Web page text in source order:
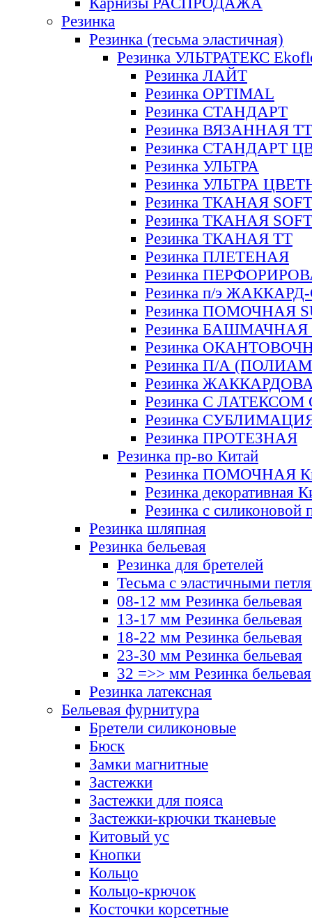
Резинка
Резинка (тесьма эластичная)
Резинка УЛЬТРАТЕКС
Резинка ЛАЙТ
Резинка OPTIMAL
Резинка СТАНДАРТ
Резинка ВЯЗАННАЯ ТТ
Резинка СТАНДАРТ
Резинка УЛЬТРА
Резинка УЛЬТРА
Резинка ТКАНАЯ SOFT
Резинка ТКАНАЯ
Резинка ТКАНАЯ ТТ
Резинка ПЛЕТЕНАЯ
Резинка
Резинка п/э
Резинка ПОМОЧНАЯ
Резинка БАШМАЧНАЯ
Резинка
Резинка П/А
Резинка
Резинка С ЛАТЕКСОМ
Резинка
Резинка ПРОТЕЗНАЯ
Резинка пр-во Китай
Резинка ПОМОЧНАЯ
Резинка декоративная
Резинка с силиконовой
Резинка шляпная
Резинка бельевая
Резинка для бретелей
Тесьма с эластичными
08-12 мм Резинка бельевая
13-17 мм Резинка бельевая
18-22 мм Резинка бельевая
23-30 мм Резинка бельевая
32 =>> мм Резинка бельевая
Резинка латексная
Бельевая фурнитура
Бретели силиконовые
Бюск
Замки магнитные
Застежки
Застежки для пояса
Застежки-крючки тканевые
Китовый ус
Кнопки
Кольцо
Кольцо-крючок
Косточки корсетные